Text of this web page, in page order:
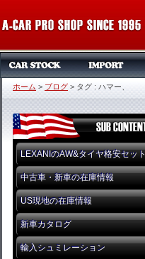
ホーム > ブログ > タグ : ハマー、
LEXANIのAW&タイヤ格安セット
中古車・新車の在庫情報
US現地の在庫情報
新車カタログ
輸入シュミレーション